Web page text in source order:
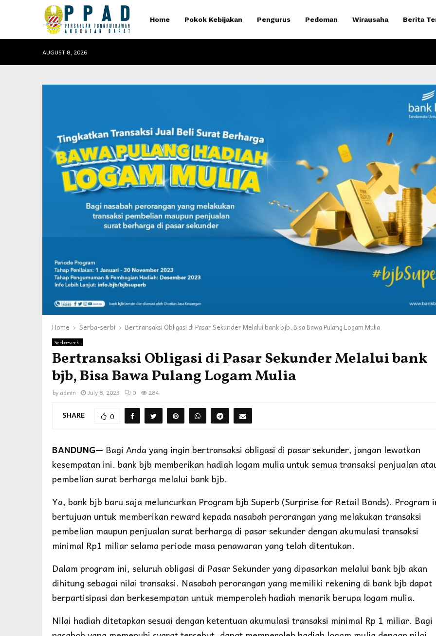
Home Pokok Kebijakan Pengurus Pedoman Wirausaha Berita
AUGUST 8, 2026
Home Serba-serbi Bertransaksi Obligasi di Pasar Sekunder Melalui bank bjb, Bisa Bawa Pulang Logam Mulia
Serba-serbi
Bertransaksi Obligasi di Pasar Sekunder Melalui bank
bjb, Bisa Bawa Pulang Logam Mulia
by admin July 8, 2023 0 284
SHARE 0
BANDUNG— Bagi Anda yang ingin bertransaksi obligasi di pasar sekunder, jangan lewatkan
kesempatan ini. bank bjb memberikan hadiah logam mulia untuk semua transaksi penjualan
pembelian surat berharga melalui bank bjb.
Ya, bank bjb baru saja meluncurkan Program bjb Superb (Surprise for Retail Bonds). Program
bertujuan untuk memberikan reward kepada nasabah perorangan yang melakukan transaksi
pembelian maupun penjualan surat berharga di pasar sekunder dengan akumulasi transaksi
minimal Rp1 miliar selama periode masa penawaran yang telah ditentukan.
Dalam program ini, seluruh obligasi di Pasar Sekunder yang dipasarkan melalui bank bjb akan
dihitung sebagai nilai transaksi. Nasabah perorangan yang memiliki rekening di bank bjb dapat
berpartisipasi dan berkesempatan untuk memperoleh hadiah menarik berupa logam mulia.
Nilai hadiah ditetapkan sesuai dengan ketentuan akumulasi transaksi minimal Rp 1 miliar. Bagi